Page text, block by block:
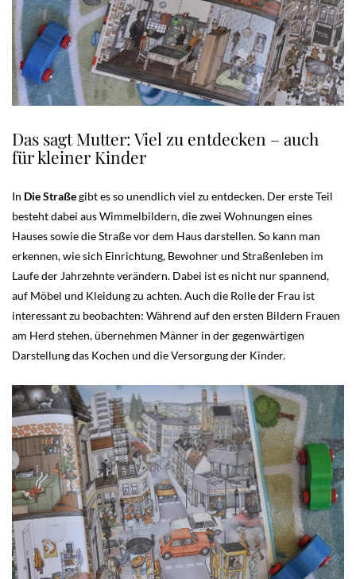
Das sagt Mutter: Viel zu entdecken – auch
für kleiner Kinder
In Die Straßegibt es so unendlich viel zu entdecken. Der erste Teil
besteht dabei aus Wimmelbildern, die zwei Wohnungen eines
Hauses sowie die Straße vor dem Haus darstellen. So kann man
erkennen, wie sich Einrichtung, Bewohner und Straßenleben im
Laufe der Jahrzehnte verändern. Dabei ist es nicht nur spannend,
auf Möbel und Kleidung zu achten. Auch die Rolle der Frau ist
interessant zu beobachten: Während auf den ersten Bildern Frauen
am Herd stehen, übernehmen Männer in der gegenwärtigen
Darstellung das Kochen und die Versorgung der Kinder.